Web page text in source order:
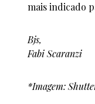
mais indicado
Bjs,
Fabi Scaranzi
*Imagem: